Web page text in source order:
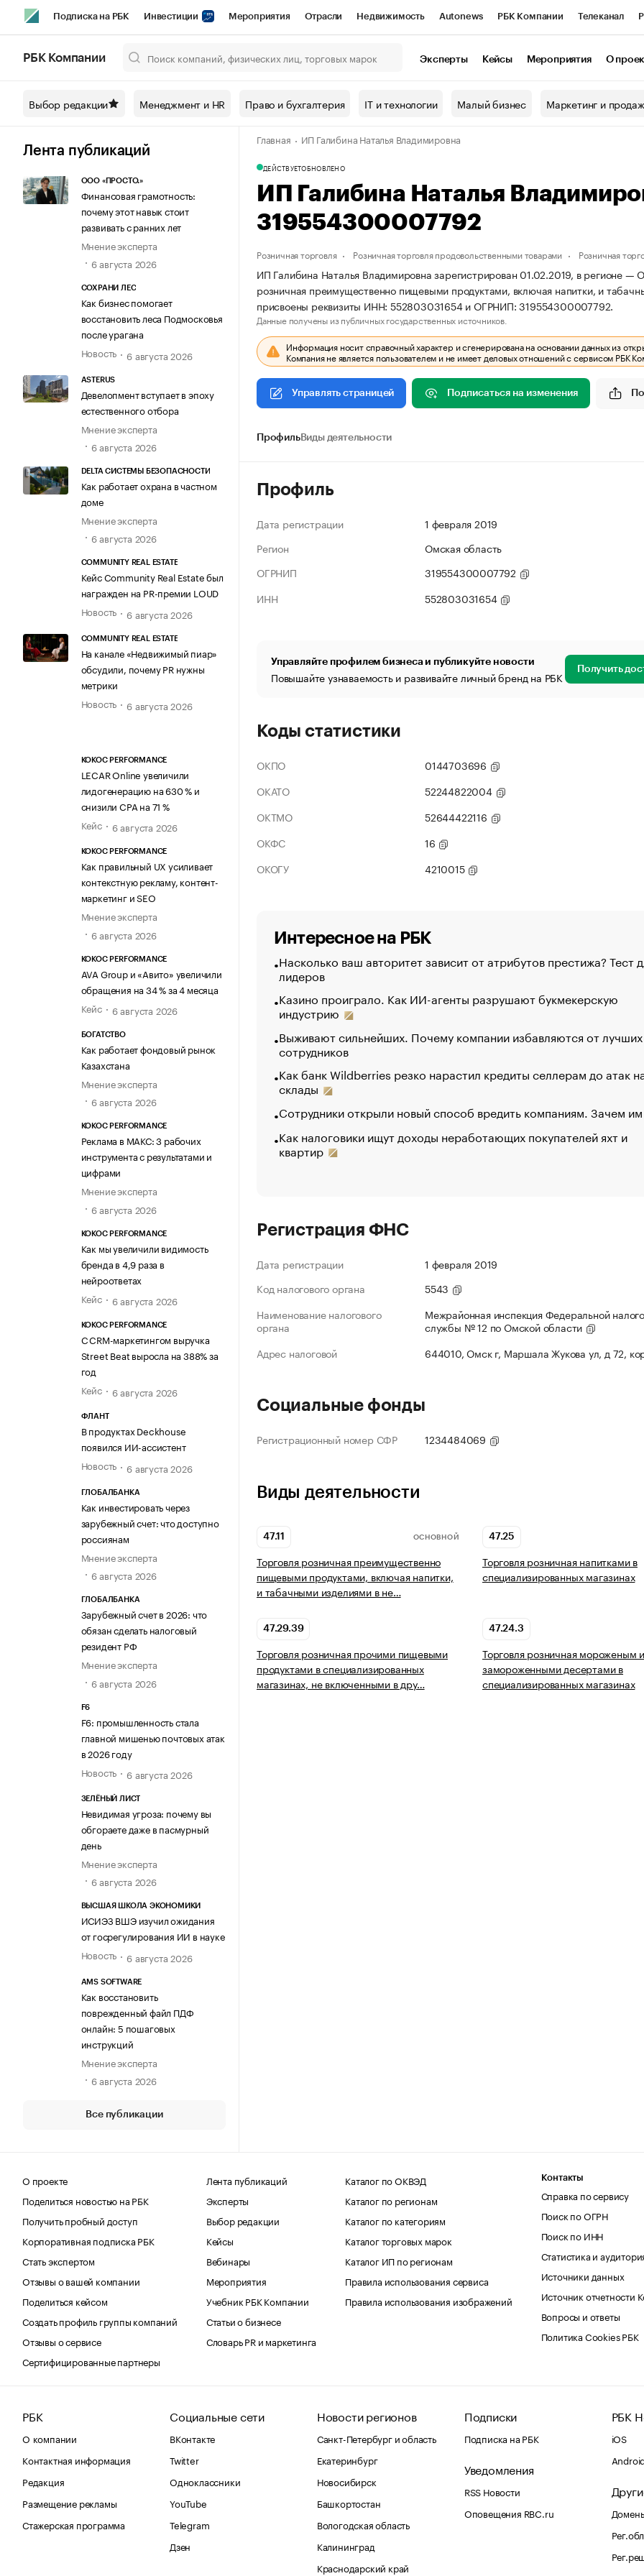
Подписка на РБК Инвестиции Мероприятия Отрасли Недвижимость Autonews РБК Компании Телеканал
Спецпроекты СПб Конференции СПб Спецпроекты Проверка контрагентов
Технологии и медиа Рынок наличной валюты
РБК Компании Эксперты Кейсы Мероприятия О
Выбор редакции Менеджмент и HR Право и бухгалтерия IT и технологии Малый бизнес Маркетинг и
Лента публикаций
ООО «ПРОСТО.»
Финансовая грамотность:
почему этот навык стоит
развивать с ранних лет
Мнение эксперта
6 августа 2026
СОХРАНИ ЛЕС
Как бизнес помогает
восстановить леса Подмосковья
после урагана
Новость
6 августа 2026
ASTERUS
Девелопмент вступает в эпоху
естественного отбора
Мнение эксперта
6 августа 2026
DELTA СИСТЕМЫ БЕЗОПАСНОСТИ
Как работает охрана в частном
доме
Мнение эксперта
6 августа 2026
COMMUNITY REAL ESTATE
Кейс Community Real Estate был
награжден на PR-премии LOUD
Новость
6 августа 2026
COMMUNITY REAL ESTATE
На канале «Недвижимый пиар»
обсудили, почему PR нужны
метрики
Новость
6 августа 2026
KOKOC PERFORMANCE
LECAR Online увеличили
лидогенерацию на 630 % и
снизили CPA на 71 %
Кейс
6 августа 2026
KOKOC PERFORMANCE
Как правильный UX усиливает
контекстную рекламу, контент-
маркетинг и SEO
Мнение эксперта
6 августа 2026
KOKOC PERFORMANCE
AVA Group и «Авито» увеличили
обращения на 34 % за 4 месяца
Кейс
6 августа 2026
БОГАТСТВО
Как работает фондовый рынок
Казахстана
Мнение эксперта
6 августа 2026
KOKOC PERFORMANCE
Реклама в МАКС: 3 рабочих
инструмента с результатами и
цифрами
Мнение эксперта
6 августа 2026
KOKOC PERFORMANCE
Как мы увеличили видимость
бренда в 4,9 раза в
нейроответах
Кейс
6 августа 2026
KOKOC PERFORMANCE
С CRM-маркетингом выручка
Street Beat выросла на 388% за
год
Кейс
6 августа 2026
ФЛАНТ
В продуктах Deckhouse
появился ИИ-ассистент
Новость
6 августа 2026
ГЛОБАЛБАНКА
Как инвестировать через
зарубежный счет: что доступно
россиянам
Мнение эксперта
6 августа 2026
ГЛОБАЛБАНКА
Зарубежный счет в 2026: что
обязан сделать налоговый
резидент РФ
Мнение эксперта
6 августа 2026
F6
F6: промышленность стала
главной мишенью почтовых атак
в 2026 году
Новость
6 августа 2026
ЗЕЛЁНЫЙ ЛИСТ
Невидимая угроза: почему вы
обгораете даже в пасмурный
день
Мнение эксперта
6 августа 2026
ВЫСШАЯ ШКОЛА ЭКОНОМИКИ
ИСИЭЗ ВШЭ изучил ожидания
от госрегулирования ИИ в науке
Новость
6 августа 2026
AMS SOFTWARE
Как восстановить
поврежденный файл ПДФ
онлайн: 5 пошаговых
инструкций
Мнение эксперта
6 августа 2026
Все публикации
Главная ИП Галибина Наталья Владимировна
ДЕЙСТВУЕТОБНОВЛЕНО
ИП Галибина Наталья
319554300007792
Розничная торговля Розничная торговля продовольственными товарами Розничная
ИП Галибина Наталья Владимировна зарегистрирован 01.02.2019, в регионе —
розничная преимущественно пищевыми продуктами, включая напитки, и
присвоены реквизиты ИНН: 552803031654 и ОГРНИП: 319554300007792.
Данные получены из публичных государственных источников.
Информация носит справочный характер и сгенерирована на основании данных из
Компания не является пользователем и не имеет деловых отношений с сервисом РБК
Управлять страницей Подписаться на изменения
ПрофильВиды деятельности
Профиль
Дата регистрации
1 февраля 2019
Регион
Омская область
ОГРНИП
319554300007792
ИНН
552803031654
Управляйте профилем бизнеса и публикуйте новости
Повышайте узнаваемость и развивайте личный бренд на РБК Получить
Коды статистики
ОКПО
0144703696
ОКАТО
52244822004
ОКТМО
52644422116
ОКФС
16
ОКОГУ
4210015
Интересное на РБК
Насколько ваш авторитет зависит от атрибутов престижа? Тест
лидеров
Казино проиграло. Как ИИ-агенты разрушают букмекерскую
индустрию
Выживают сильнейших. Почему компании избавляются от лучших
сотрудников
Как банк Wildberries резко нарастил кредиты селлерам до атак
склады
Сотрудники открыли новый способ вредить компаниям. Зачем
Как налоговики ищут доходы неработающих покупателей яхт и
квартир
Регистрация ФНС
Дата регистрации
1 февраля 2019
Код налогового органа
5543
Наименование налогового
органа
Межрайонная инспекция Федеральной
службы № 12 по Омской области
Адрес налоговой
644010, Омск г, Маршала Жукова ул, д 72,
Социальные фонды
Регистрационный номер СФР 1234484069
Виды деятельности
47.11 ОСНОВНОЙ
Торговля розничная преимущественно
пищевыми продуктами, включая напитки,
и табачными изделиями в не…
47.25
Торговля розничная напитками в
специализированных магазинах
47.29.39
Торговля розничная прочими пищевыми
продуктами в специализированных
магазинах, не включенными в дру…
47.24.3
Торговля розничная мороженым
замороженными десертами в
специализированных магазинах
О проекте
Поделиться новостью на РБК
Получить пробный доступ
Корпоративная подписка РБК
Стать экспертом
Отзывы о вашей компании
Поделиться кейсом
Создать профиль группы компаний
Отзывы о сервисе
Сертифицированные партнеры
Лента публикаций
Эксперты
Выбор редакции
Кейсы
Вебинары
Мероприятия
Учебник РБК Компании
Статьи о бизнесе
Словарь PR и маркетинга
Каталог по ОКВЭД
Каталог по регионам
Каталог по категориям
Каталог торговых марок
Каталог ИП по регионам
Правила использования сервиса
Правила использования изображений
Контакты
Справка по сервису
Поиск по ОГРН
Поиск по ИНН
Статистика и
Источники данных
Источник отчетности
Вопросы и ответы
Политика Cookies РБК
РБК
О компании
Контактная информация
Редакция
Размещение рекламы
Стажерская программа
Социальные сети
ВКонтакте
Twitter
Одноклассники
YouTube
Telegram
Дзен
Новости регионов
Санкт-Петербург и область
Екатеринбург
Новосибирск
Башкортостан
Вологодская область
Калининград
Краснодарский край
Подписки
Подписка на РБК
Уведомления
RSS Новости
Оповещения RBC.ru
РБК
iOS